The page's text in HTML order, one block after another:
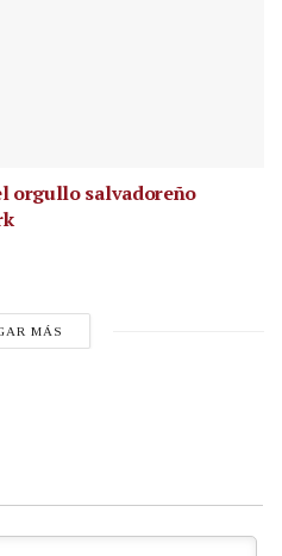
orgullo salvadoreño
MÁS